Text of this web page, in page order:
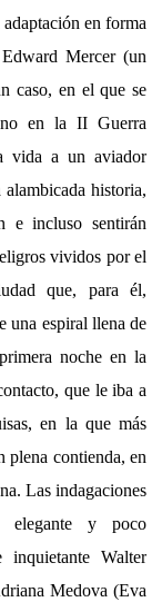
en forma
Mercer (un
caso, en el que se
en la II Guerra
vida a un aviador
historia,
e incluso sentirán
vividos por el
que, para él,
una espiral llena de
noche en la
que le iba a
en la que más
plena contienda, en
Las indagaciones
y poco
Walter
Medova (Eva